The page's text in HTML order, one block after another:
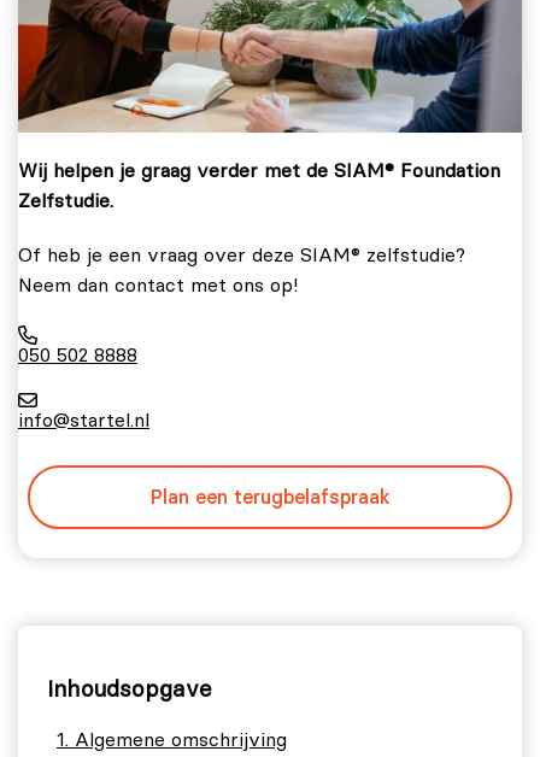
Wij helpen je graag verder met de SIAM® Foundation
Zelfstudie.
Of heb je een vraag over deze SIAM® zelfstudie?
Neem dan contact met ons op!
050 502 8888
info@startel.nl
Plan een terugbelafspraak
Inhoudsopgave
Algemene omschrijving